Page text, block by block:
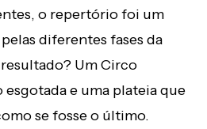
o repertório foi um
diferentes fases da
Um Circo
e uma plateia que
se fosse o último.